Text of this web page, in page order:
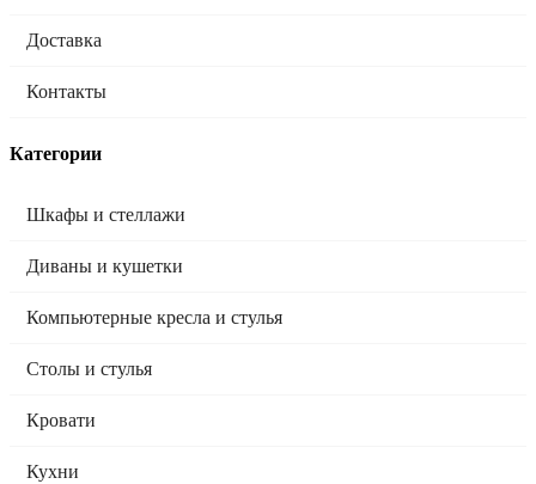
Доставка
Контакты
Категории
Шкафы и стеллажи
Диваны и кушетки
Компьютерные кресла и стулья
Столы и стулья
Кровати
Кухни